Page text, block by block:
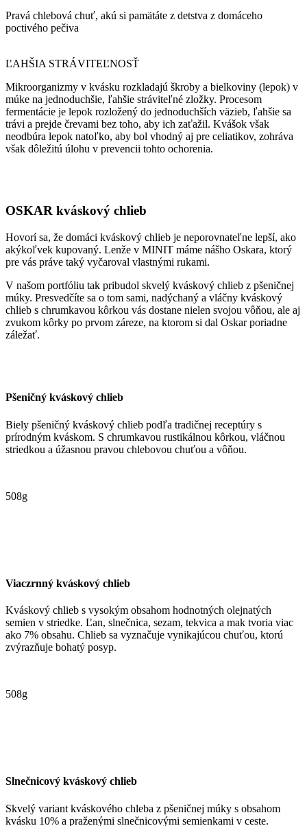
Pravá chlebová chuť, akú si pamätáte z detstva z domáceho
poctivého pečiva
ĽAHŠIA STRÁVITEĽNOSŤ
Mikroorganizmy v kvásku rozkladajú škroby a bielkoviny (lepok) v
múke na jednoduchšie, ľahšie stráviteľné zložky. Procesom
fermentácie je lepok rozložený do jednoduchších väzieb, ľahšie sa
trávi a prejde črevami bez toho, aby ich zaťažil. Kvášok však
neodbúra lepok natoľko, aby bol vhodný aj pre celiatikov, zohráva
však dôležitú úlohu v prevencii tohto ochorenia.
OSKAR kváskový chlieb
Hovorí sa, že domáci kváskový chlieb je neporovnateľne lepší, ako
akýkoľvek kupovaný. Lenže v MINIT máme nášho Oskara, ktorý
pre vás práve taký vyčaroval vlastnými rukami.
V našom portfóliu tak pribudol skvelý kváskový chlieb z pšeničnej
múky. Presvedčíte sa o tom sami, nadýchaný a vláčny kváskový
chlieb s chrumkavou kôrkou vás dostane nielen svojou vôňou, ale aj
zvukom kôrky po prvom záreze, na ktorom si dal Oskar poriadne
záležať.
Pšeničný kváskový chlieb
Biely pšeničný kváskový chlieb podľa tradičnej receptúry s
prírodným kváskom. S chrumkavou rustikálnou kôrkou, vláčnou
striedkou a úžasnou pravou chlebovou chuťou a vôňou.
508g
Viaczrnný kváskový chlieb
Kváskový chlieb s vysokým obsahom hodnotných olejnatých
semien v striedke. Ľan, slnečnica, sezam, tekvica a mak tvoria viac
ako 7% obsahu. Chlieb sa vyznačuje vynikajúcou chuťou, ktorú
zvýrazňuje bohatý posyp.
508g
Slnečnicový kváskový chlieb
Skvelý variant kváskového chleba z pšeničnej múky s obsahom
kvásku 10% a praženými slnečnicovými semienkami v ceste.